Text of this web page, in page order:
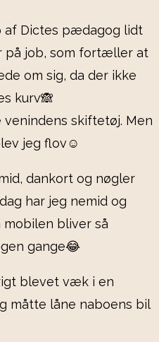
af Dictes pædagog lidt
på job, som fortæller at
om sig, da der ikke
kurv🙈
venindens skiftetøj. Men
jeg flov☺️
dankort og nøgler
har jeg nemid og
bliver så
gange😂
blevet væk i en
måtte låne naboens bil